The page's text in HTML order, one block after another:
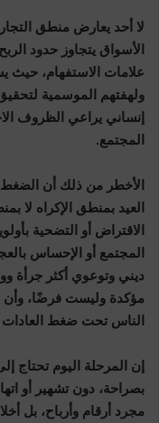
لا أحد يعارض منطق
الأسواق يتجاوز حدود
علامات الاستفهام، حيث
ولهفتهم الموسمية
إنساني يراعي الظروف
المجتمع.
الأخطر من ذلك أن الضغط
العيد بمنطق الإكراه لا
الاقتراض أو التضحية
المجتمع أو الإحساس
ديني وتوعوي أكثر جرأة
مؤكدة وليست فرضًا، وأن
الناس تحت ضغط العادات
إن المرحلة اليوم تحتاج
بصراحة، دون تشهير أو
مجرد أرقام وأرباح، بل